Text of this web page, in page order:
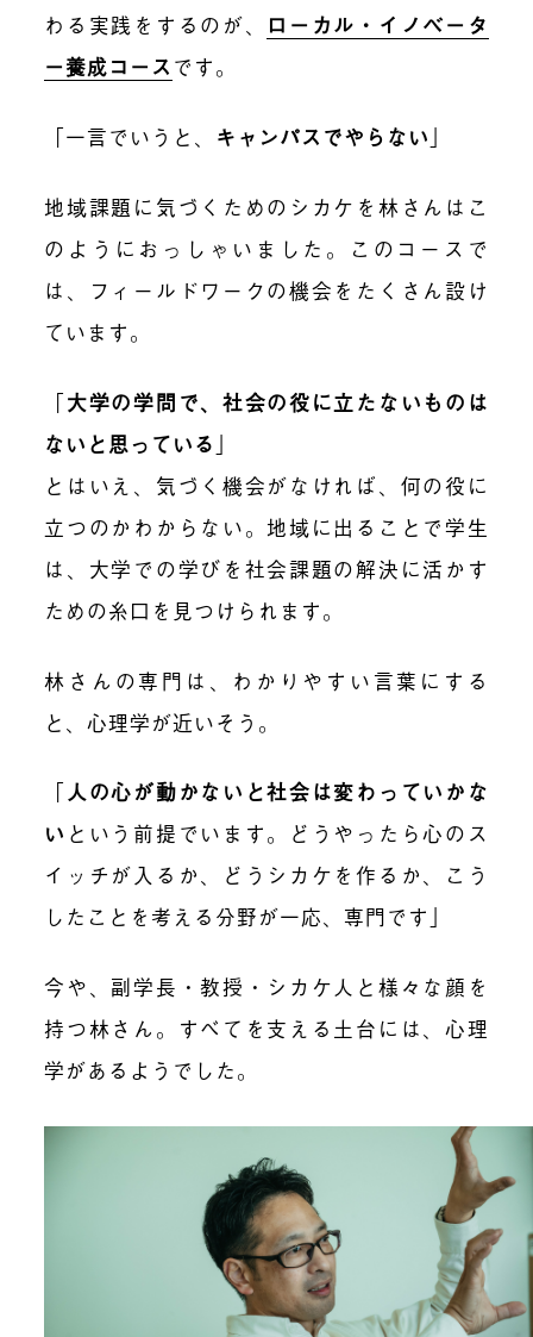
わる実践をするのが、
ローカル・イノベータ
ー養成コース です。
「一言でいうと、 キャンパスでやらない 」
地域課題に気づくためのシカケを林さんはこ
のようにおっしゃいました。このコースで
は、フィールドワークの機会をたくさん設け
ています。
「大学の学問で、社会の役に立たないものは
ないと思っている 」
とはいえ、気づく機会がなければ、何の役に
立つのかわからない。地域に出ることで学生
は、大学での学びを社会課題の解決に活かす
ための糸口を見つけられます。
林さんの専門は、わかりやすい言葉にする
と、心理学が近いそう。
「人の心が動かないと社会は変わっていかな
い という前提でいます。どうやったら心のス
イッチが入るか、どうシカケを作るか、こう
したことを考える分野が一応、専門です」
今や、副学長・教授・シカケ人と様々な顔を
持つ林さん。すべてを支える土台には、心理
学があるようでした。